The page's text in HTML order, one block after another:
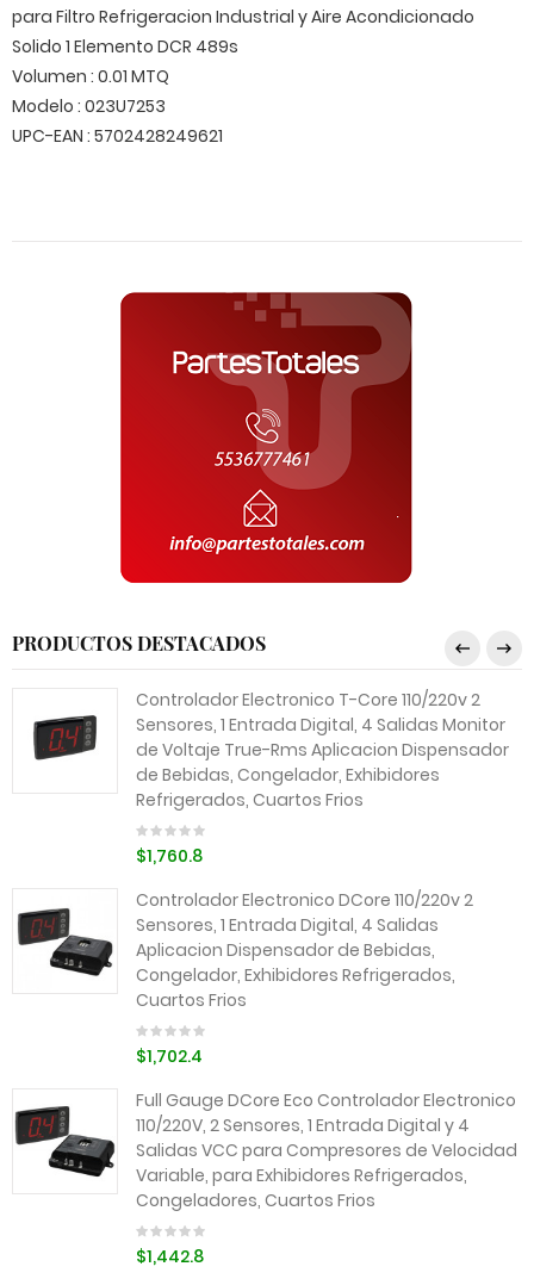
para Filtro Refrigeracion Industrial y Aire Acondicionado
Solido 1 Elemento DCR 489s
Volumen : 0.01 MTQ
Modelo : 023U7253
UPC-EAN : 5702428249621
PRODUCTOS DESTACADOS
Controlador Electronico T-Core 110/220v 2
Sensores, 1 Entrada Digital, 4 Salidas Monitor
de Voltaje True-Rms Aplicacion Dispensador
de Bebidas, Congelador, Exhibidores
Refrigerados, Cuartos Frios
$1,760.8
Controlador Electronico DCore 110/220v 2
Sensores, 1 Entrada Digital, 4 Salidas
Aplicacion Dispensador de Bebidas,
Congelador, Exhibidores Refrigerados,
Cuartos Frios
$1,702.4
Full Gauge DCore Eco Controlador Electronico
110/220V, 2 Sensores, 1 Entrada Digital y 4
Salidas VCC para Compresores de Velocidad
Variable, para Exhibidores Refrigerados,
Congeladores, Cuartos Frios
$1,442.8